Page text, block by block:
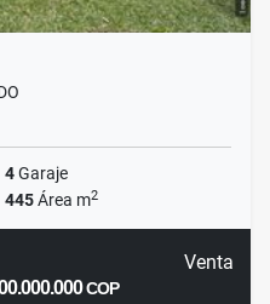
4Garaje
445Área m2
Venta
COP